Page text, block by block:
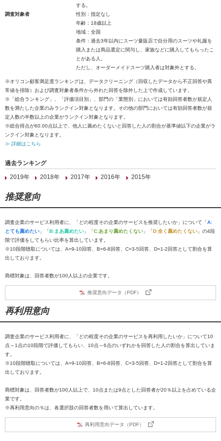
する。
調査対象者
性別：指定なし
年齢：18歳以上
地域：全国
条件：過去3年以内にスーツ量販店で自分用のスーツや礼服を
購入または商品選定に関与し、家族などに購入してもらったこ
とがある人。
ただし、オーダーメイドスーツ購入者は対象外とする。
※オリコン顧客満足度ランキングは、データクリーニング（回収したデータから不正回答や異
常値を排除）および調査対象者条件から外れた回答を除外した上で作成しています。
※「総合ランキング」、「評価項目別」、部門の「業態別」においては有効回答者数が規定人
数を満たした企業のみランクイン対象となります。その他の部門においては有効回答者数が規
定人数の半数以上の企業がランクイン対象となります。
※総合得点が60.00点以上で、他人に薦めたくないと回答した人の割合が基準値以下の企業がラ
ンクイン対象となります。
≫ 詳細はこちら
過去ランキング
2019年
2018年 2017年 2016年 2015年
推奨意向
調査企業のサービス利用者に、「どの程度その企業のサービスを推奨したいか」について「A:
とても薦めたい 」「B:まあ薦めたい 」「C:あまり薦めたくない 」「D:全く薦めたくない 」の4段
階で評価をしてもらい比率を算出しています。
※10段階聴取については、A=9-10回答、B=6-8回答、C=3-5回答、D=1-2回答として割合を算
出しております。
商標対象は、回答者数が100人以上の企業です。
推奨意向データ（PDF）
再利用意向
調査企業のサービス利用者に、「どの程度その企業のサービスを再利用したいか」について10
点～1点の10段階で評価してもらい、10点～6点のいずれかを回答した人の割合を算出していま
す。
※10段階聴取については、A=9-10回答、B=6-8回答、C=3-5回答、D=1-2回答として割合を算
出しております。
商標対象は、回答者数が100人以上で、10点または9点とした回答者が20％以上を占めている企
業です。
※再利用意向の％は、各選択肢の回答者数を用いて算出しています。
再利用意向データ（PDF）